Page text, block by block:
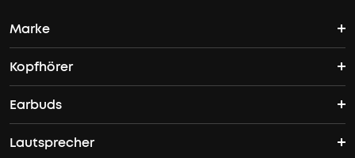
Marke
soundcores Geschichte
Wo finde ich soundcore?
Kopfhörer
Bluetooth Kopfhörer
ANC Kopfhörer
Earbuds
TWS Earbuds
Lautsprecher